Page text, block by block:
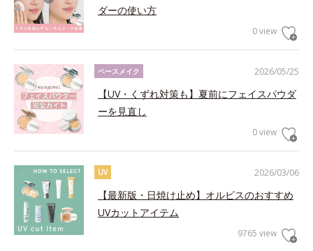
ダーの使い方
0 view
2026/05/25
ベースメイク
【UV・くずれ対策も】夏前にフェイスパウダ
ーを見直し
0 view
2026/03/06
UV
【最新版・日焼け止め】オルビスのおすすめ
UVカットアイテム
9765 view